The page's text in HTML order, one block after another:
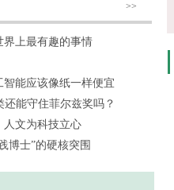
>>
界上最有趣的事情
能应该像纸一样便宜
能守住菲尔兹奖吗？
人文为科技立心
博士”的硬核突围